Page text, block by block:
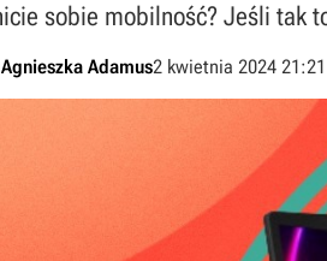
sobie mobilność? Jeśli tak
Agnieszka Adamus2 kwietnia 2024 21:21